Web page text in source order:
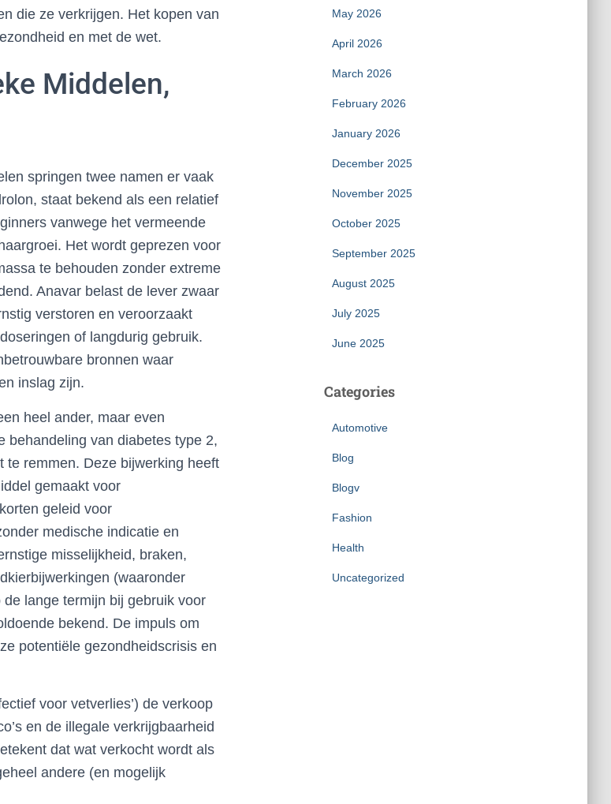
die ze verkrijgen. Het kopen van
en met de wet.
Middelen,
springen twee namen er vaak
staat bekend als een relatief
vanwege het vermeende
Het wordt geprezen voor
te behouden zonder extreme
Anavar belast de lever zwaar
verstoren en veroorzaakt
of langdurig gebruik.
bronnen waar
inslag zijn.
heel ander, maar even
behandeling van diabetes type 2,
te remmen. Deze bijwerking heeft
gemaakt voor
geleid voor
medische indicatie en
misselijkheid, braken,
(waaronder
lange termijn bij gebruik voor
bekend. De impuls om
potentiële gezondheidscrisis en
voor vetverlies’) de verkoop
en de illegale verkrijgbaarheid
dat wat verkocht wordt als
andere (en mogelijk
May 2026
April 2026
March 2026
February 2026
January 2026
December 2025
November 2025
October 2025
September 2025
August 2025
July 2025
June 2025
Categories
Automotive
Blog
Blogv
Fashion
Health
Uncategorized